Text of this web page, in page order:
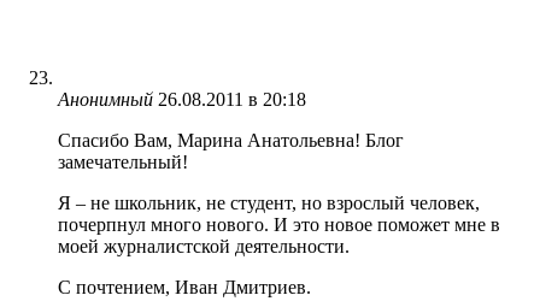
Анонимный 26.08.2011 в 20:18
Спасибо Вам, Марина Анатольевна! Блог
замечательный!
Я – не школьник, не студент, но взрослый человек,
почерпнул много нового. И это новое поможет мне в
моей журналистской деятельности.
С почтением, Иван Дмитриев.